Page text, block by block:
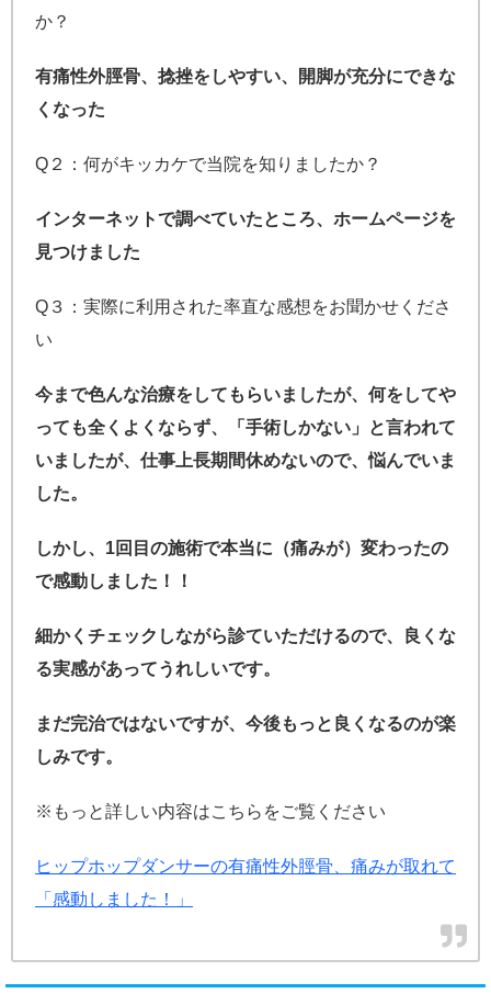
か？
有痛性外脛骨、捻挫をしやすい、開脚が充分にできな
くなった
Q２：何がキッカケで当院を知りましたか？
インターネットで調べていたところ、ホームページを
見つけました
Q３：実際に利用された率直な感想をお聞かせくださ
い
今まで色んな治療をしてもらいましたが、何をしてや
っても全くよくならず、「手術しかない」と言われて
いましたが、仕事上長期間休めないので、悩んでいま
した。
しかし、1回目の施術で本当に（痛みが）変わったの
で感動しました！！
細かくチェックしながら診ていただけるので、良くな
る実感があってうれしいです。
まだ完治ではないですが、今後もっと良くなるのが楽
しみです。
※もっと詳しい内容はこちらをご覧ください
ヒップホップダンサーの有痛性外脛骨、痛みが取れて
「感動しました！」